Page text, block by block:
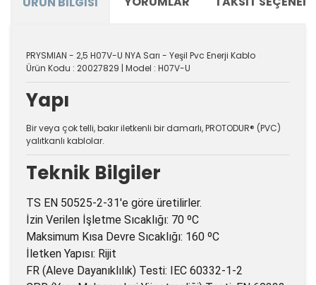
PRYSMIAN - 2,5 H07V-U NYA Sarı - Yeşil Pvc Enerji Kablo
Ürün Kodu : 20027829 | Model : H07V-U
Yapı
Bir veya çok telli, bakır iletkenli bir damarlı, PROTODUR® (PVC)
yalıtkanlı kablolar.
Teknik Bilgiler
TS EN 50525-2-31'e göre üretilirler.
İzin Verilen İşletme Sıcaklığı: 70 ºC
Maksimum Kısa Devre Sıcaklığı: 160 ºC
İletken Yapısı: Rijit
FR (Aleve Dayanıklılık) Testi: IEC 60332-1-2